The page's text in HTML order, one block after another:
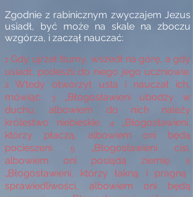
Zgodnie z rabinicznym zwyczajem Jezus
usiadł, być może na skale na zboczu
wzgórza, i zaczął nauczać:
1 Gdy ujrzał tłumy, wszedł na górę, a gdy
usiadł, podeszli do niego jego uczniowie.
2
Wtedy otworzył usta i nauczał ich,
mówiąc:
3„Błogosławieni ubodzy w
duchu, albowiem do nich należy
królestwo niebieskie.
4„Błogosławieni,
którzy płaczą, albowiem oni będą
pocieszeni.
5„Błogosławieni cisi,
albowiem oni posiądą ziemię. 6
„Błogosławieni, którzy łakną i pragną
sprawiedliwości, albowiem oni będą